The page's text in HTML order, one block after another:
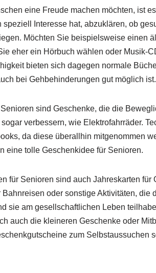
eine Freude machen möchten, ist
speziell Interesse hat, abzuklären, ob
Möchten Sie beispielsweise einen
eher ein Hörbuch wählen oder Musik-
bieten sich dagegen normale
bei Gehbehinderungen gut möglich ist.
sind Geschenke, die die
verbessern, wie Elektrofahrräder.
da diese überallhin mitgenommen
eine tolle Geschenkidee für Senioren.
für Senioren sind auch Jahreskarten für
oder sonstige Aktivitäten, die
sie am gesellschaftlichen Leben
auch die kleineren Geschenke oder
zum Selbstaussuchen